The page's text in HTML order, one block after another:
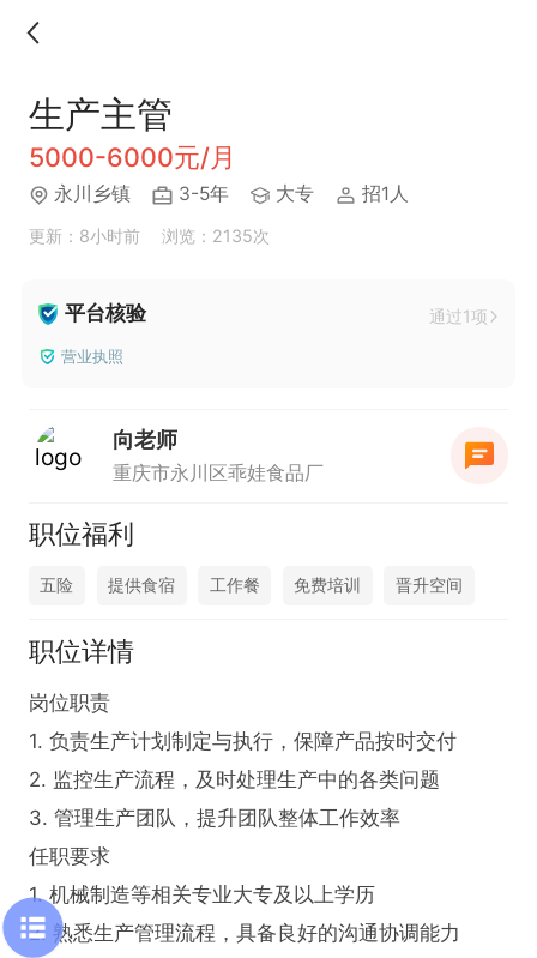
生产主管
5000-6000元/月
永川乡镇 3-5年 大专 招1人
更新：8小时前 浏览：2135次
平台核验 通过1项
营业执照
向老师
重庆市永川区乖娃食品厂
职位福利
五险 提供食宿 工作餐 免费培训 晋升空间
职位详情
岗位职责
1. 负责生产计划制定与执行，保障产品按时交付
2. 监控生产流程，及时处理生产中的各类问题
3. 管理生产团队，提升团队整体工作效率
任职要求
1. 机械制造等相关专业大专及以上学历
2. 熟悉生产管理流程，具备良好的沟通协调能力